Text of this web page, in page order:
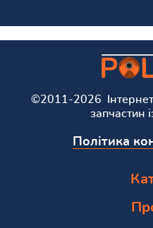
©2011-2026
запчастин
Політика